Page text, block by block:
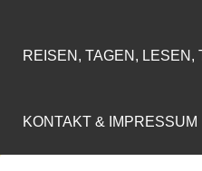
REISEN, TAGEN, LESEN,
KONTAKT & IMPRESSUM